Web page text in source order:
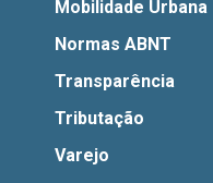
Mobilidade Urbana
Normas ABNT
Transparência
Tributação
Varejo